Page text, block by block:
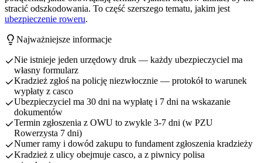
stracić odszkodowania. To część szerszego tematu, jakim jest
ubezpieczenie roweru.
Najważniejsze informacje
Nie istnieje jeden urzędowy druk — każdy ubezpieczyciel ma
własny formularz
Kradzież zgłoś na policję niezwłocznie — protokół to warunek
wypłaty z casco
Ubezpieczyciel ma 30 dni na wypłatę i 7 dni na wskazanie
dokumentów
Termin zgłoszenia z OWU to zwykle 3-7 dni (w PZU
Rowerzysta 7 dni)
Numer ramy i dowód zakupu to fundament zgłoszenia kradzieży
Kradzież z ulicy obejmuje casco, a z piwnicy polisa